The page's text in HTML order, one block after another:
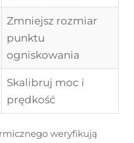
Zmniejsz rozmiar
punktu
ogniskowania
Skalibruj moc i
prędkość
weryfikują